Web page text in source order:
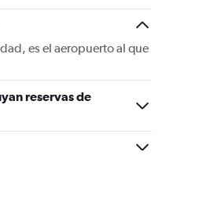
es el aeropuerto al que
reservas de